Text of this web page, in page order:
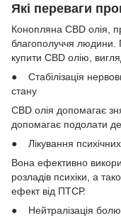
Які переваги
Конопляна СBD олія,
благополуччя людини.
купити СBD олію,
● Стабілізація
стану
СBD олія допомагає
допомагає подолати
● Лікування психічних
Вона ефективно
розладів психіки, а
ефект від ПТСР.
● Нейтралізація болю